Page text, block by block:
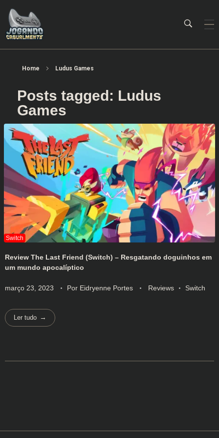
Home Ludus Games
Posts tagged: Ludus
Games
Review The Last Friend (Switch) – Resgatando doguinhos em
um mundo apocalíptico
março 23, 2023 Por Eidryenne Portes Reviews Switch
Ler tudo